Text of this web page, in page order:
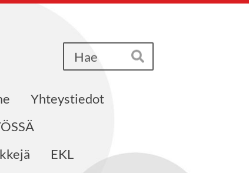
Hae
Yhteystiedot
EKL